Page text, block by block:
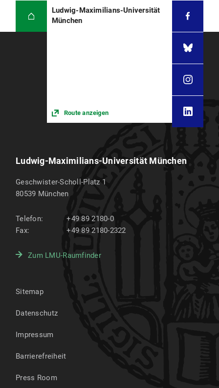
Ludwig-Maximilians-Universität
München
Route anzeigen
Ludwig-Maximilians-Universität München
Geschwister-Scholl-Platz 1
80539 München
Telefon:
+49 89 2180-0
Fax:
+49 89 2180-2322
Zum LMU-Raumfinder
Sitemap
Datenschutz
Impressum
Barrierefreiheit
Press Room